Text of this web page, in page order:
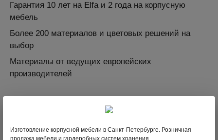
Гарантия 10 лет на Elfa и 2 года на корпусную
мебель
Более 200 материалов и цветовых решений на
выбор
Материалы от ведущих европейских
производителей
Изготовление корпусной мебели в Санкт-Петербурге. Розничная
продажа мебели и гардеробных систем хранения.